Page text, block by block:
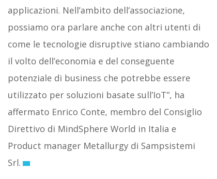
applicazioni. Nell’ambito dell’associazione,
possiamo ora parlare anche con altri utenti di
come le tecnologie disruptive stiano cambiando
il volto dell’economia e del conseguente
potenziale di business che potrebbe essere
utilizzato per soluzioni basate sull’IoT”, ha
affermato Enrico Conte, membro del Consiglio
Direttivo di MindSphere World in Italia e
Product manager Metallurgy di Sampsistemi
Srl.